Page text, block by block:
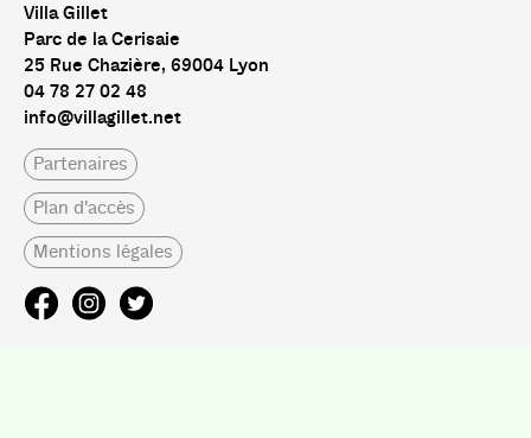
Villa Gillet
Parc de la Cerisaie
25 Rue Chazière, 69004 Lyon
04 78 27 02 48
info@villagillet.net
Partenaires
Plan d'accès
Mentions légales